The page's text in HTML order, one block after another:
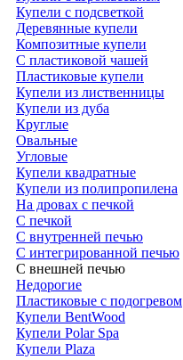
Купели с подсветкой
Деревянные купели
Композитные купели
С пластиковой чашей
Пластиковые купели
Купели из лиственницы
Купели из дуба
Круглые
Овальные
Угловые
Купели квадратные
Купели из полипропилена
На дровах с печкой
С печкой
С внутренней печью
С интегрированной печью
С внешней печью
Недорогие
Пластиковые с подогревом
Купели BentWood
Купели Polar Spa
Купели Plaza